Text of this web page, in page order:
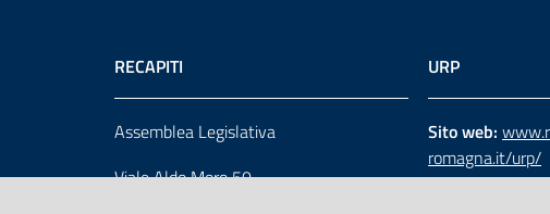
RECAPITI
Assemblea Legislativa
Viale Aldo Moro 50
URP
Sito web:
romagna.it/urp/
Numero verde: